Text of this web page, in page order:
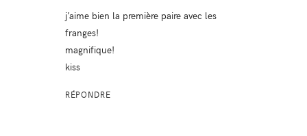
j’aime bien la première paire avec les
franges!
magnifique!
kiss
RÉPONDRE